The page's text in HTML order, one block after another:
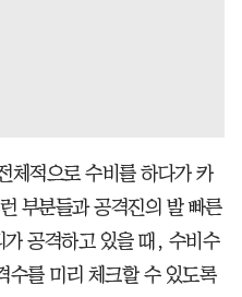
체적으로 수비를 하다가 카
부분들과 공격진의 발 빠른
공격하고 있을 때, 수비수
수를 미리 체크할 수 있도록